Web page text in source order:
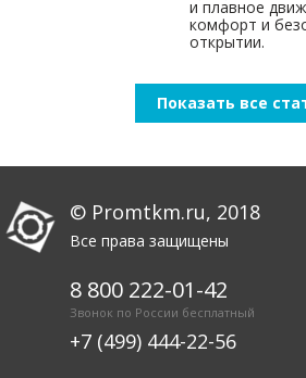
и плавное
комфорт и
открытии.
Показать все
© Promtkm.ru, 2018
Все права защищены
8 800 222-01-42
Звонок по России бесплатный
+7 (499) 444-22-56